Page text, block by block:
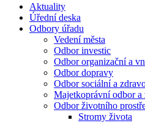
Aktuality
Úřední deska
Odbory úřadu
Vedení města
Odbor investic
Odbor organizační a
Odbor dopravy
Odbor sociální a
Majetkoprávní odbor a
Odbor životního
Stromy života